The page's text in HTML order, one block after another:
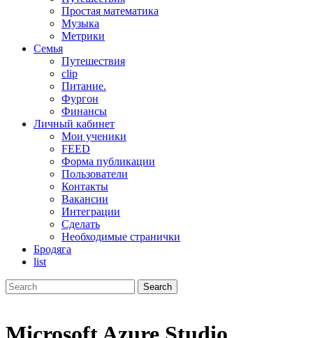
Простая математика
Музыка
Метрики
Семья
Путешествия
clip
Питание.
Фургон
Финансы
Личный кабинет
Мои ученики
FEED
Форма публикации
Пользователи
Контакты
Вакансии
Интеграции
Сделать
Необходимые странички
Бродяга
list